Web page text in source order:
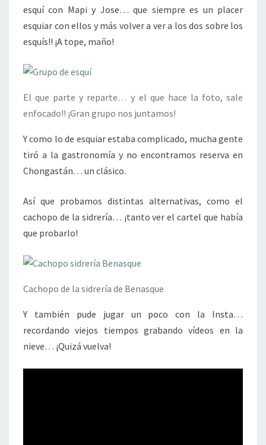
esquí con Mapi y Jose… que siempre es un placer
esquiar con ellos y más volver a ver a los dos sobre los
esquís!! ¡A tope, maño!
El que parte y reparte… y el que hace la foto, sale
enfocado!! ¡Gran grupo nos juntamos!
Y como lo de esquiar estaba complicado, mucha gente
tiró a la gastronomía y no encontramos reserva en
Chongastán… un clásico.
Así que probamos distintas alternativas, como el
cachopo de la sidrería… ¡tanto ver el cartel que había
que probarlo!
Cachopo de la sidrería de Benasque
Y también pude jugar un poco con la Insta…
recordando viejos tiempos grabando vídeos en la
nieve… ¡Quizá vuelva!